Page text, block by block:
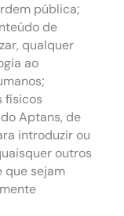
pública;
de
qualquer
ao
físicos
Aptans, de
introduzir ou
outros
que sejam